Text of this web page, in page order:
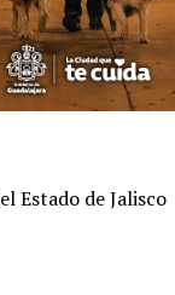
Estado de Jalisco